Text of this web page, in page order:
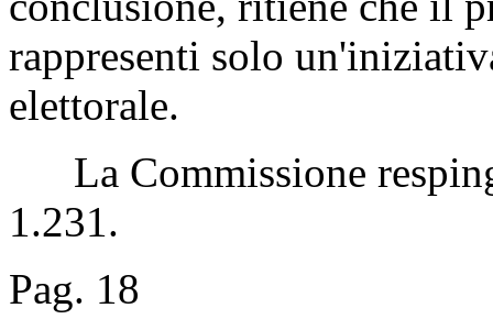
rappresenti solo
elettorale.
La Commissione
1.231.
Pag. 18